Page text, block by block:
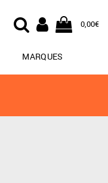
0,00€
MARQUES